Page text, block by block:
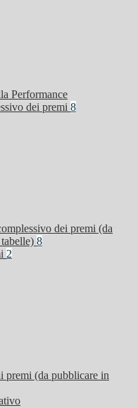
Performance
dei premi 8
dei premi (da
8
2
premi (da pubblicare in